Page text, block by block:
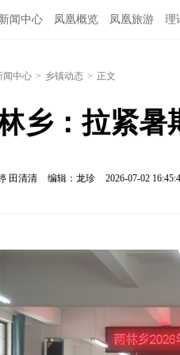
新闻中心 凤凰概览 凤凰旅游 理
闻中心 > 乡镇动态 > 正文
乡：拉紧暑
田清清 编辑：龙珍 2026-07-02